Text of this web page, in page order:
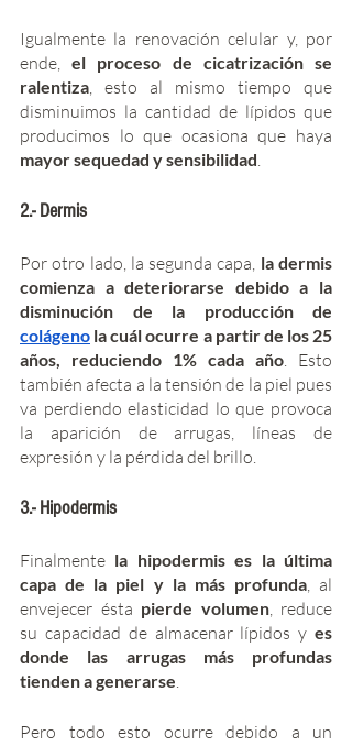
Igualmente la renovación celular y, por
ende, el proceso de cicatrización se
ralentiza , esto al mismo tiempo que
disminuimos la cantidad de lípidos que
producimos lo que ocasiona que haya
mayor sequedad y sensibilidad
2.- Dermis
Por otro lado, la segunda capa, la dermis
comienza a deteriorarse debido a la
colágeno la cuál ocurre a partir de los 25
años, reduciendo 1% cada año . Esto
también afecta a la tensión de la piel pues
va perdiendo elasticidad lo que provoca
la aparición de arrugas, líneas de
expresión y la pérdida del brillo.
3.- Hipodermis
Finalmente la hipodermis es la última
capa de la piel y la más profunda, al
envejecer ésta pierde volumen, reduce
su capacidad de almacenar lípidos y es
donde las arrugas más profundas
tienden a generarse
Pero todo esto ocurre debido a un